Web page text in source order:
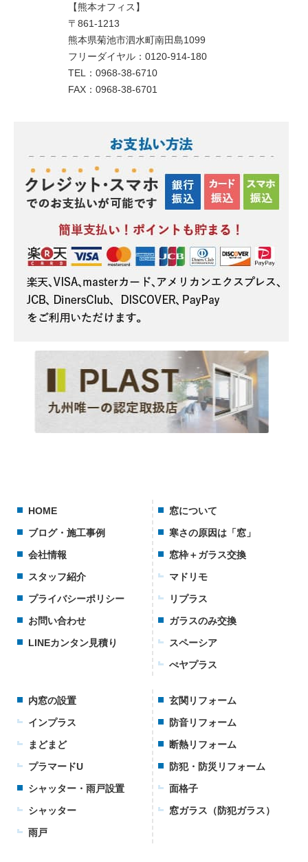
【熊本オフィス】
〒861-1213
熊本県菊池市泗水町南田島1099
フリーダイヤル：0120-914-180
TEL：0968-38-6710
FAX：0968-38-6701
HOME
ブログ・施工事例
会社情報
スタッフ紹介
プライバシーポリシー
お問い合わせ
LINEカンタン見積り
窓について
寒さの原因は「窓」
窓枠＋ガラス交換
マドリモ
リプラス
ガラスのみ交換
スペーシア
ぺヤプラス
内窓の設置
インプラス
まどまど
プラマードU
シャッター・雨戸設置
シャッター
雨戸
玄関リフォーム
防音リフォーム
断熱リフォーム
防犯・防災リフォーム
面格子
窓ガラス（防犯ガラス）